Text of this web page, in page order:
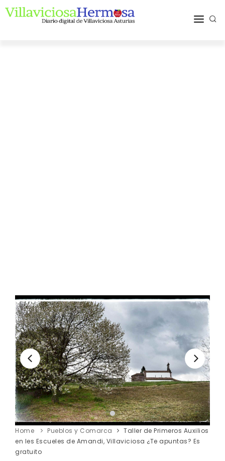
Home Pueblos y Comarca
Taller de Primeros Auxilios
en les Escueles de Amandi, Villaviciosa ¿Te apuntas? Es
gratuito